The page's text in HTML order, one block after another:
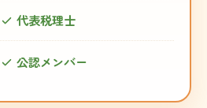
代表税理士
公認メンバー